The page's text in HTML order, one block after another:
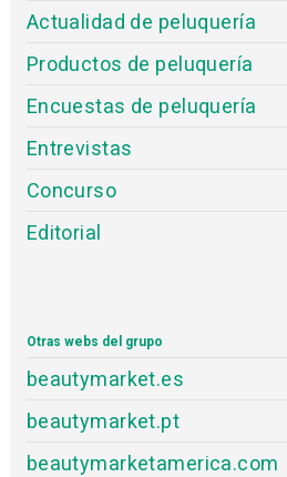
Actualidad de peluquería
Productos de peluquería
Encuestas de peluquería
Entrevistas
Concurso
Editorial
Otras webs del grupo
beautymarket.es
beautymarket.pt
beautymarketamerica.com